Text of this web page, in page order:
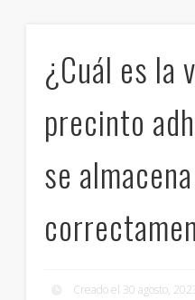
¿Cuál es la
precinto
se almacena
Creado el 30 agosto,